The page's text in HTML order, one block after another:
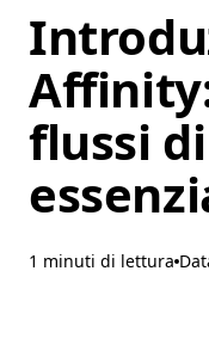
flussi
1 minuti di lettura